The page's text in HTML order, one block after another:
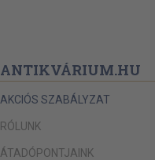
ANTIKVÁRIUM.HU
AKCIÓS SZABÁLYZAT
RÓLUNK
ÁTADÓPONTJAINK